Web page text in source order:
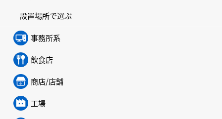
設置場所で選ぶ
事務所系
飲食店
商店/店舗
工場